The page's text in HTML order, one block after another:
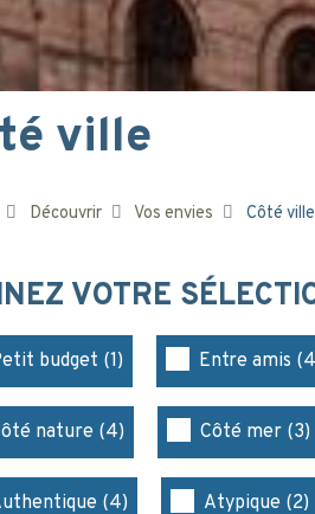
ville
Découvrir Vos envies Côté ville
VOTRE
budget (1) Entre amis
nature (4) Côté mer (3)
(4) Atypique (2)